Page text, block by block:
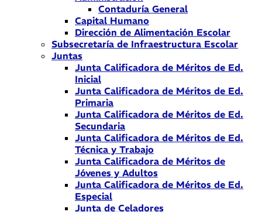
Contaduría General
Capital Humano
Dirección de Alimentación Escolar
Subsecretaría de Infraestructura Escolar
Juntas
Junta Calificadora de Méritos de Ed.
Inicial
Junta Calificadora de Méritos de Ed.
Primaria
Junta Calificadora de Méritos de Ed.
Secundaria
Junta Calificadora de Méritos de Ed.
Técnica y Trabajo
Junta Calificadora de Méritos de
Jóvenes y Adultos
Junta Calificadora de Méritos de Ed.
Especial
Junta de Celadores